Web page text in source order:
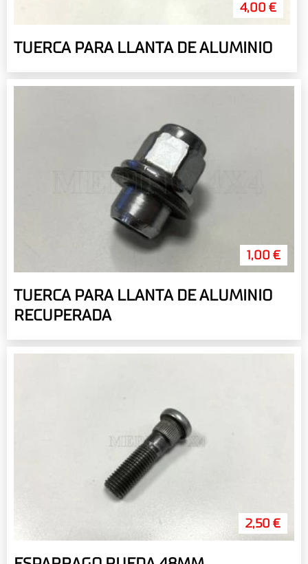
4,00 €
TUERCA PARA LLANTA DE ALUMINIO
1,00 €
TUERCA PARA LLANTA DE ALUMINIO
RECUPERADA
2,50 €